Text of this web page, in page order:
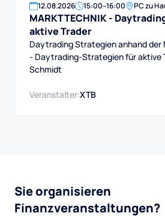
12.08.2026 15:00–16:00 PC zu
MARKTTECHNIK -
aktive Trader
Daytrading Strategien anhand der
- Daytrading-Strategien für aktive
Schmidt
Veranstalter:XTB
Sie organisieren
Finanzveranstaltungen?